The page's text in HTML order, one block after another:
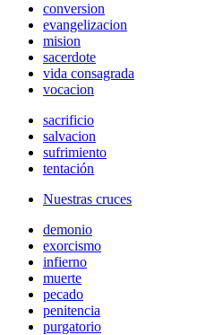
conversion
evangelizacion
mision
sacerdote
vida consagrada
vocacion
sacrificio
salvacion
sufrimiento
tentación
Nuestras cruces
demonio
exorcismo
infierno
muerte
pecado
penitencia
purgatorio